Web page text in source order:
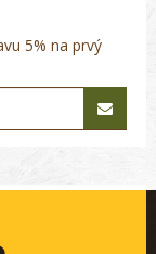
5% na prvý